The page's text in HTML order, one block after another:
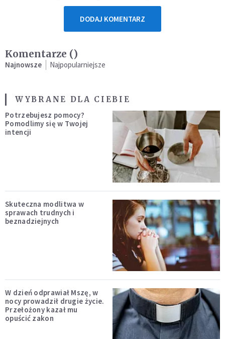
DODAJ KOMENTARZ
Komentarze ()
Najnowsze Najpopularniejsze
WYBRANE DLA CIEBIE
Potrzebujesz pomocy?
Pomodlimy się w Twojej
intencji
Skuteczna modlitwa w
sprawach trudnych i
beznadziejnych
W dzień odprawiał Mszę, w
nocy prowadził drugie życie.
Przełożony kazał mu
opuścić zakon